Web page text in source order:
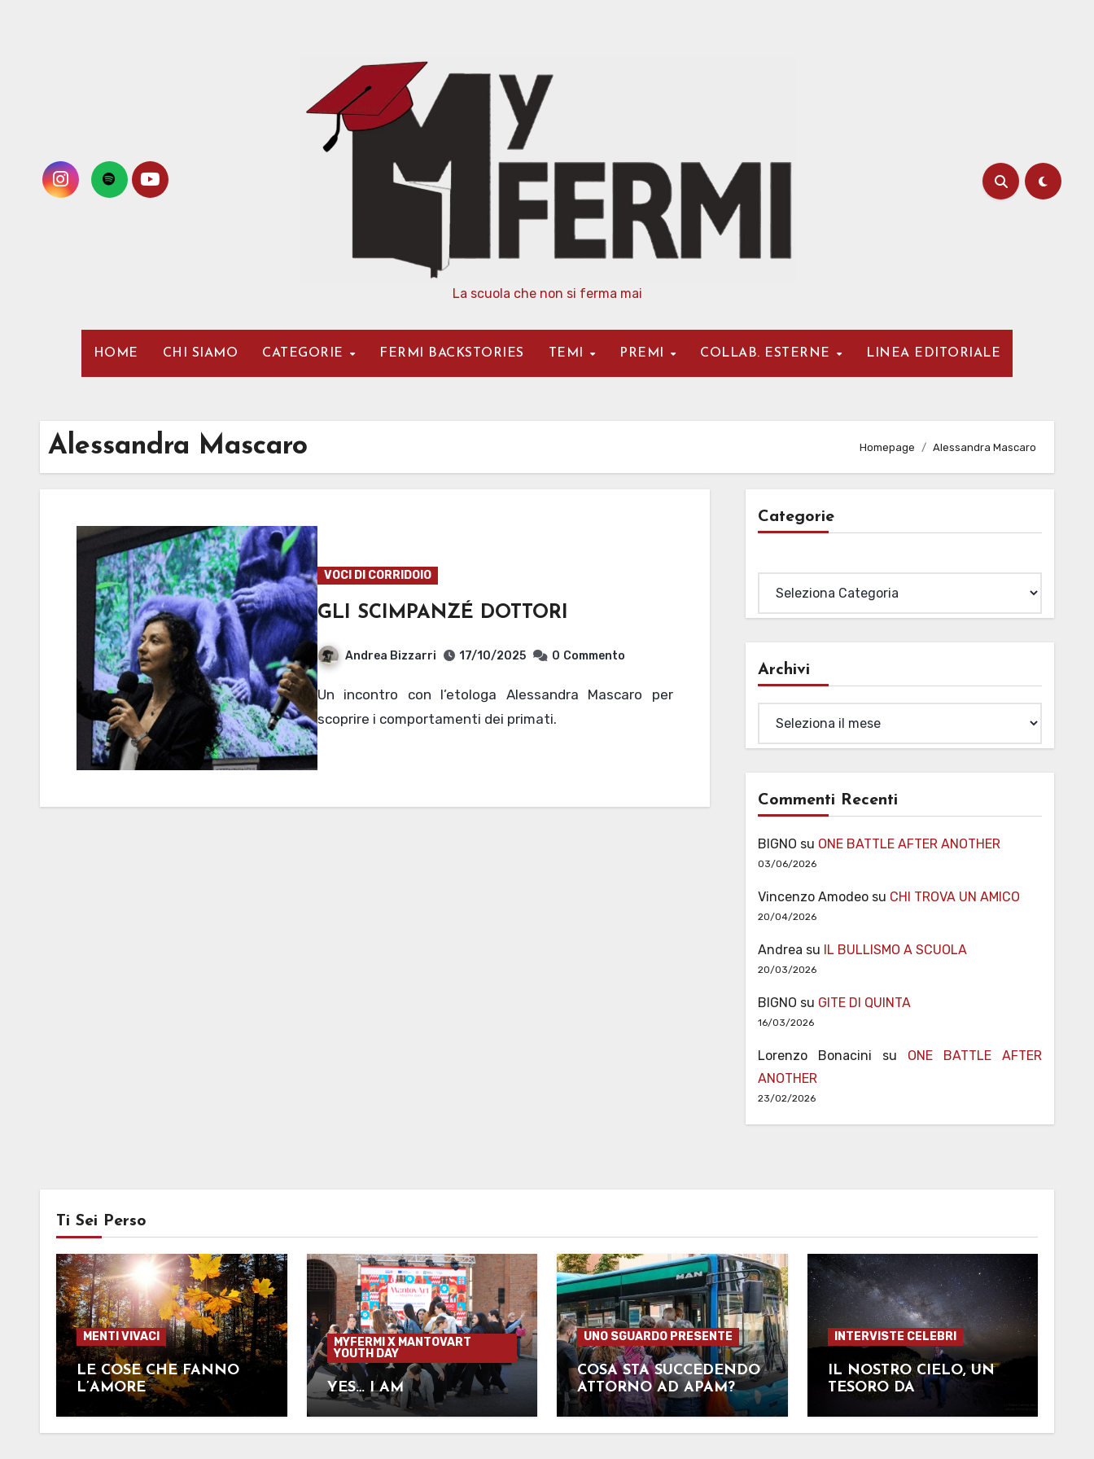
La scuola che non si ferma mai
HOME CHI SIAMO CATEGORIE FERMI BACKSTORIES TEMI PREMI COLLAB. ESTERNE LINEA EDITORIALE
Alessandra Mascaro Homepage Alessandra Mascaro
VOCI DI CORRIDOIO
GLI SCIMPANZÉ DOTTORI
Andrea Bizzarri 17/10/2025 0 Commento
Un incontro con l’etologa Alessandra Mascaro per
scoprire i comportamenti dei primati.
Categorie
Archivi
Commenti Recenti
BIGNO su ONE BATTLE AFTER ANOTHER
03/06/2026
Vincenzo Amodeosu CHI TROVA UN AMICO
20/04/2026
Andrea su IL BULLISMO A SCUOLA
20/03/2026
BIGNO su GITE DI QUINTA
16/03/2026
Lorenzo Bonacini su ONE BATTLE AFTER
ANOTHER
23/02/2026
Ti Sei Perso
MENTI VIVACI
LE COSE CHE FANNO
L’AMORE
MYFERMI X MANTOVART
YOUTH DAY
YES… I AM
UNO SGUARDO PRESENTE
COSA STA SUCCEDENDO
ATTORNO AD APAM?
INTERVISTE CELEBRI
IL NOSTRO CIELO, UN
TESORO DA